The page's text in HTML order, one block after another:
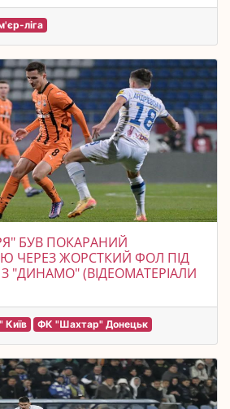
ліга
БУВ ПОКАРАНИЙ
ЧЕРЕЗ ЖОРСТКИЙ ФОЛ ПІД
З "ДИНАМО" (ВІДЕОМАТЕРІАЛИ
Київ ФК "Шахтар" Донецьк